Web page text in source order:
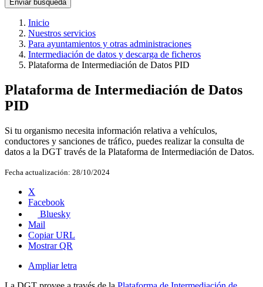
Enviar búsqueda
Inicio
Nuestros servicios
Para ayuntamientos y otras administraciones
Intermediación de datos y descarga de ficheros
Plataforma de Intermediación de Datos PID
Plataforma de Intermediación de Datos
PID
Si tu organismo necesita información relativa a vehículos,
conductores y sanciones de tráfico, puedes realizar la consulta de
datos a la DGT través de la Plataforma de Intermediación de Datos.
Fecha actualización: 28/10/2024
X
Facebook
Bluesky
Mail
Copiar URL
Mostrar QR
Ampliar letra